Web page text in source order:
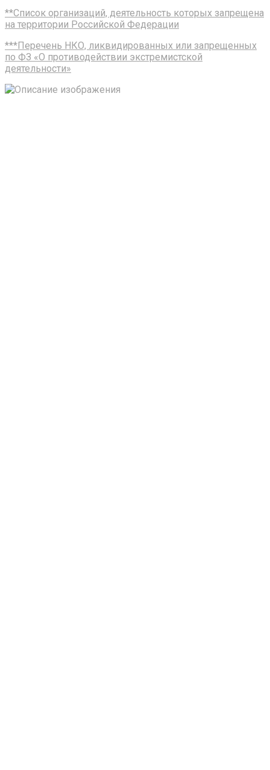
**Список организаций, деятельность которых запрещена
на территории Российской Федерации
***Перечень НКО, ликвидированных или запрещенных
по ФЗ «О противодействии экстремистской
деятельности»